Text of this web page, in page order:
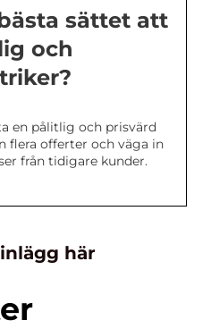
sättet att
och
en pålitlig och prisvärd
flera offerter och väga in
från tidigare kunder.
här